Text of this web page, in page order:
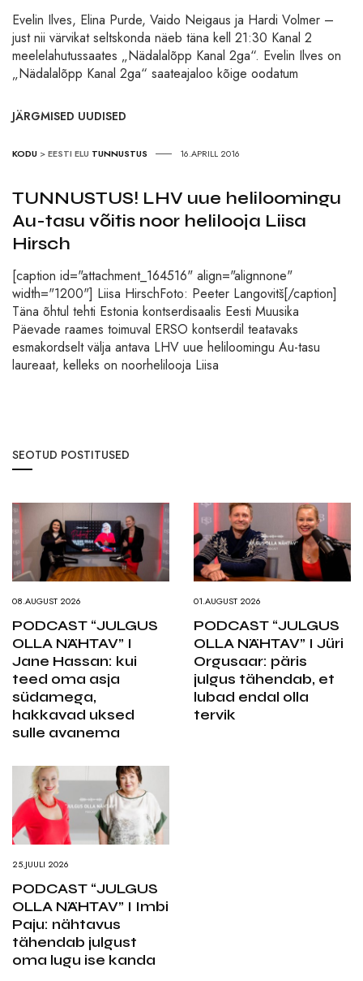
Evelin Ilves, Elina Purde, Vaido Neigaus ja Hardi Volmer –
just nii värvikat seltskonda näeb täna kell 21:30 Kanal 2
meelelahutussaates „Nädalalõpp Kanal 2ga“. Evelin Ilves on
„Nädalalõpp Kanal 2ga“ saateajaloo kõige oodatum
JÄRGMISED UUDISED
KODU >EESTI ELU TUNNUSTUS 16.APRILL 2016
TUNNUSTUS! LHV uue heliloomingu
Au-tasu võitis noor helilooja Liisa
Hirsch
[caption id="attachment_164516" align="alignnone"
width="1200"] Liisa HirschFoto: Peeter Langovitš[/caption]
Täna õhtul tehti Estonia kontserdisaalis Eesti Muusika
Päevade raames toimuval ERSO kontserdil teatavaks
esmakordselt välja antava LHV uue heliloomingu Au-tasu
laureaat, kelleks on noorhelilooja Liisa
SEOTUD POSTITUSED
08.AUGUST 2026
PODCAST “JULGUS
OLLA NÄHTAV” I
Jane Hassan: kui
teed oma asja
südamega,
hakkavad uksed
sulle avanema
01.AUGUST 2026
PODCAST “JULGUS
OLLA NÄHTAV” I Jüri
Orgusaar: päris
julgus tähendab, et
lubad endal olla
tervik
25.JUULI 2026
PODCAST “JULGUS
OLLA NÄHTAV” I Imbi
Paju: nähtavus
tähendab julgust
oma lugu ise kanda